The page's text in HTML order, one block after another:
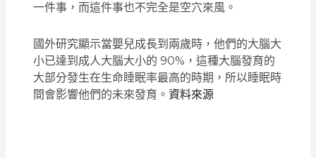
一件事，而這件事也不完全是空穴來風。
國外研究顯示當嬰兒成長到兩歲時，他們的大腦大
小已達到成人大腦大小的 90%，這種大腦發育的
大部分發生在生命睡眠率最高的時期，所以睡眠時
間會影響他們的未來發育。資料來源